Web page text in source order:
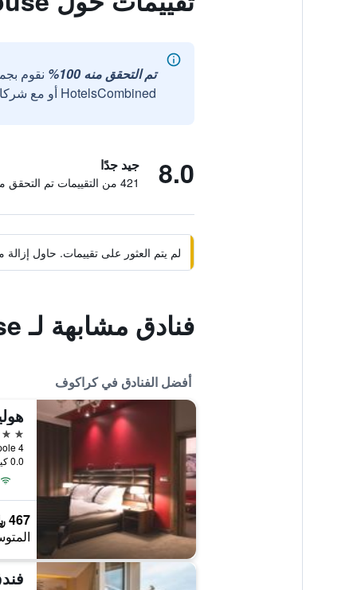
تم التحقق منه 100%
نقوم
HotelsCombined أو مع شركائنا الخارجيين الموثوقين.
8.0 جيد جدًا
421 من التقييمات تم التحقق منها
لم يتم العثور على تقييمات. حاول
فنادق مشابهة لـ Piano Guest House
أفضل الفنادق في كراكوف
5 نجوم
0.0 كيلومتر عن وسط المدينة
467 ﷼